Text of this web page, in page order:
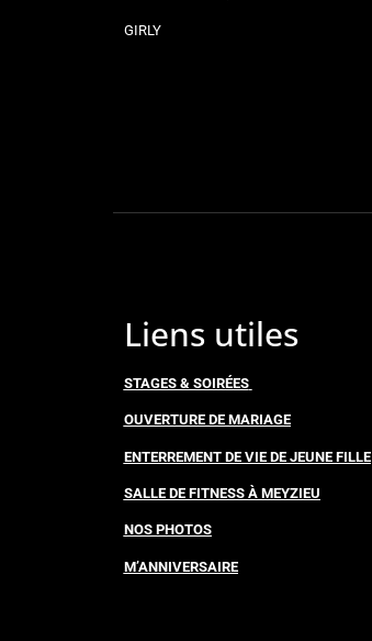
GIRLY
Liens utiles
STAGES & SOIRÉES
OUVERTURE DE MARIAGE
ENTERREMENT DE VIE DE JEUNE FILLE
SALLE DE FITNESS À MEYZIEU
NOS PHOTOS
M’ANNIVERSAIRE